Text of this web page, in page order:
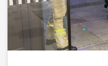
Toilettenanlage des Kufsteiner
zügig abzuarbeiten, […]